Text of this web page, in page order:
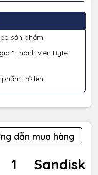
sản phẩm
“Thành viên Byte
phẩm trở lên
dẫn mua hàng
Sandisk